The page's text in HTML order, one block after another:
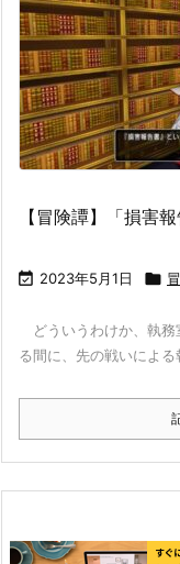
【冒険譚】「損害
 2023年5月1日 
どういうわけか、執
る間に、先の戦いによる